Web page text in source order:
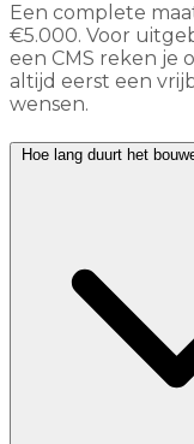
Een complete
€5.000. Voor
een CMS reken je
altijd eerst een
wensen.
Hoe